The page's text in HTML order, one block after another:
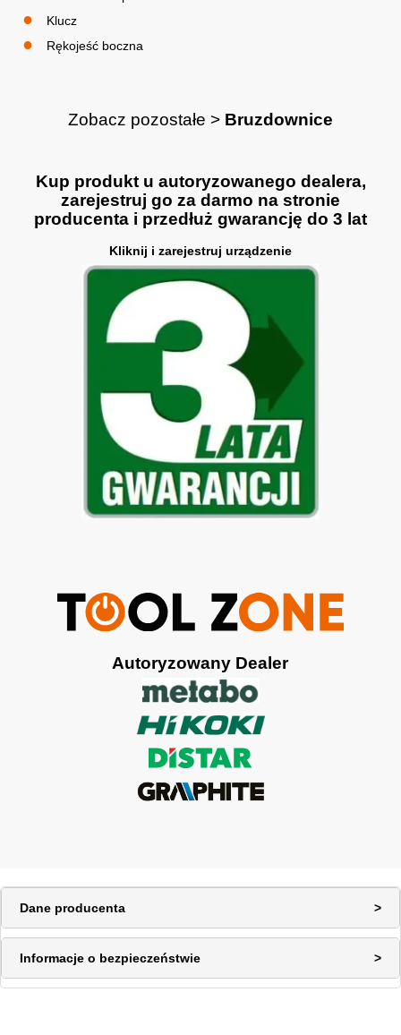
Klucz
Rękojeść boczna
Zobacz pozostałe > Bruzdownice
Kup produkt u autoryzowanego dealera,
zarejestruj go za darmo na stronie
producenta i przedłuż gwarancję do 3 lat
Kliknij i zarejestruj urządzenie
Autoryzowany Dealer
Dane producenta
Informacje o bezpieczeństwie